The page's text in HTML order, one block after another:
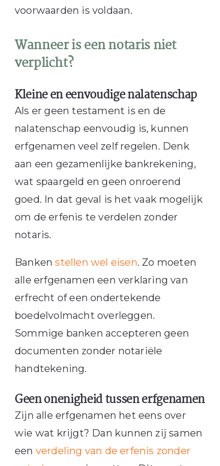
voorwaarden is voldaan.
Wanneer is een notaris niet
verplicht?
Kleine en eenvoudige nalatenschap
Als er geen testament is en de
nalatenschap eenvoudig is, kunnen
erfgenamen veel zelf regelen. Denk
aan een gezamenlijke bankrekening,
wat spaargeld en geen onroerend
goed. In dat geval is het vaak mogelijk
om de erfenis te verdelen zonder
notaris.
Bankenstellen wel eisen. Zo moeten
alle erfgenamen een verklaring van
erfrecht of een ondertekende
boedelvolmacht overleggen.
Sommige banken accepteren geen
documenten zonder notariële
handtekening.
Geen onenigheid tussen erfgenamen
Zijn alle erfgenamen het eens over
wie wat krijgt? Dan kunnen zij samen
een verdeling van de erfenis zonder